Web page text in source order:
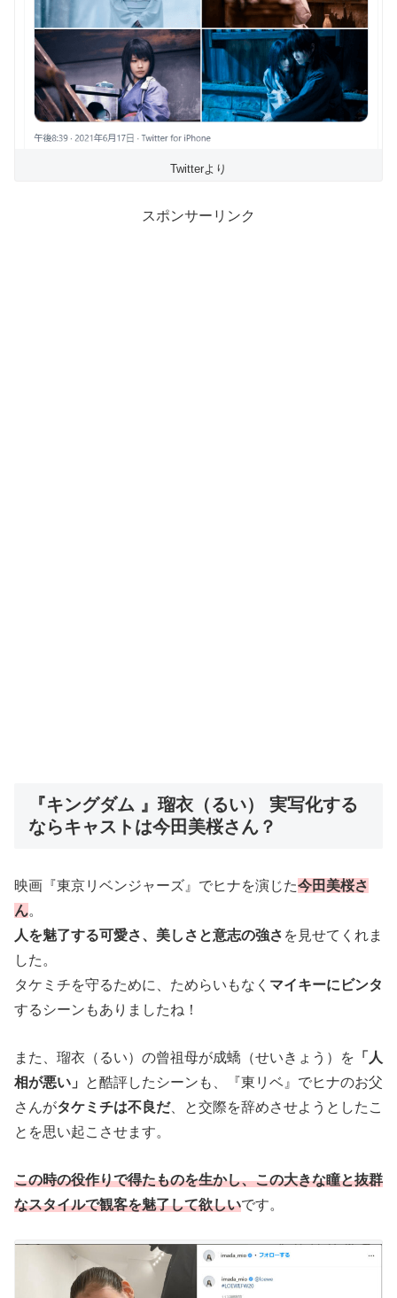
Twitterより
スポンサーリンク
『キングダム 』瑠衣（るい） 実写化する
ならキャストは今田美桜さん？
映画『東京リベンジャーズ』でヒナを演じた今田美桜さ
ん。
人を魅了する可愛さ、美しさと意志の強さ を見せてくれま
した。
タケミチを守るために、ためらいもなく マイキーにビンタ
するシーンもありましたね！
また、瑠衣（るい）の曾祖母が成蟜（せいきょう）を 「人
相が悪い」
と酷評したシーンも、『東リベ』でヒナのお父
さんがタケミチは不良だ、と交際を辞めさせようとしたこ
とを思い起こさせます。
この時の役作りで得たものを生かし、この大きな瞳と抜群
なスタイルで観客を魅了して欲しいです。